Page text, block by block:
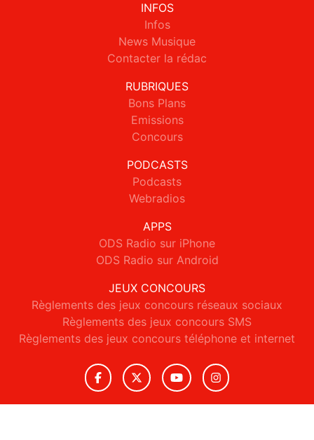
INFOS
Infos
News Musique
Contacter la rédac
RUBRIQUES
Bons Plans
Emissions
Concours
PODCASTS
Podcasts
Webradios
APPS
ODS Radio sur iPhone
ODS Radio sur Android
JEUX CONCOURS
Règlements des jeux concours réseaux sociaux
Règlements des jeux concours SMS
Règlements des jeux concours téléphone et internet